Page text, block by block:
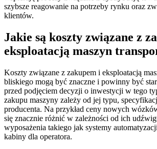
szybsze reagowanie na potrzeby rynku oraz
klientów.
Jakie są koszty związane z
eksploatacją maszyn
Koszty związane z zakupem i eksploatacją
bliskiego mogą być znaczne i powinny być
przed podjęciem decyzji o inwestycji w tego
zakupu maszyny zależy od jej typu,
producenta. Na przykład ceny nowych
się znacznie różnić w zależności od ich
wyposażenia takiego jak systemy
kabiny dla operatora.